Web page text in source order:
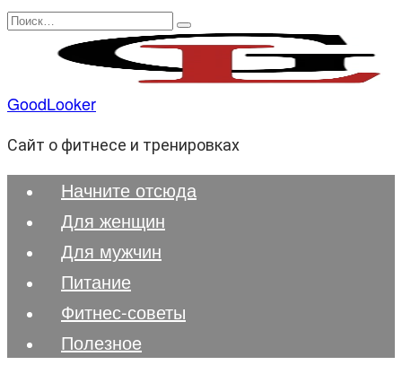
Перейти
содержанию
Search
GoodLooker
Сайт о фитнесе и тренировках
Начните отсюда
Для женщин
Для мужчин
Питание
Фитнес-советы
Полезноe